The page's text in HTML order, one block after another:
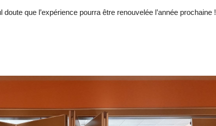
que l’expérience pourra être renouvelée l’année prochaine !